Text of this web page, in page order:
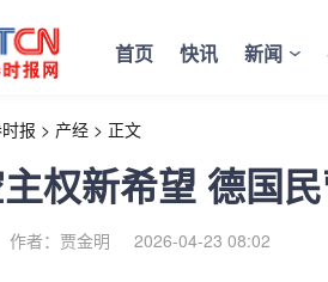
首页 快讯 新闻
报 > 产经 > 正文
权新希望 德国
作者：贾金明 2026-04-23 08:02